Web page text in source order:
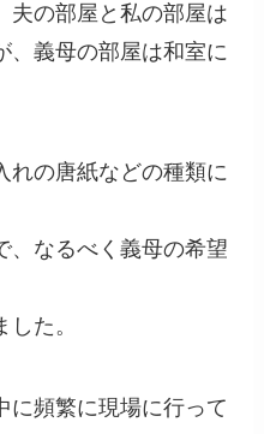
夫の部屋と私の部屋は
、義母の部屋は和室に
れの唐紙などの種類に
、なるべく義母の希望
た。
に頻繁に現場に行って